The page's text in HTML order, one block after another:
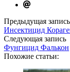
Предыдущая запись
Инсектицид
Следующая запись
Фунгицид Фалькон
Похожие статьи: